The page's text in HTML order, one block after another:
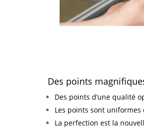
Des points
Des points d’une qualité
Les points sont uniformes
La perfection est la